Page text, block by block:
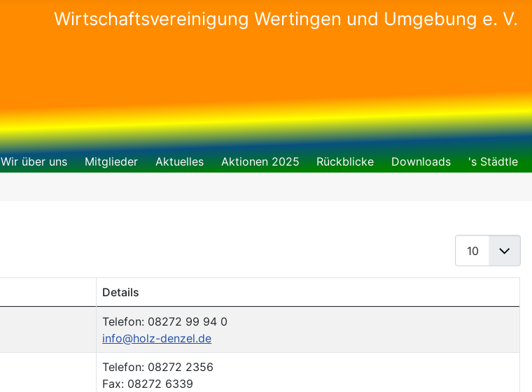
Wirtschaftsvereinigung Wertingen und Umgebung e. V.
Wir über uns Mitglieder Aktuelles Aktionen 2025 Rückblicke Downloads
's Städtle
Details
Telefon: 08272 99 94 0
info@holz-denzel.de
Telefon: 08272 2356
Fax: 08272 6339